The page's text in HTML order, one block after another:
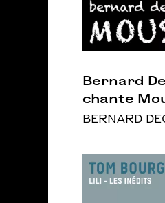
Bernard
chante
BERNARD